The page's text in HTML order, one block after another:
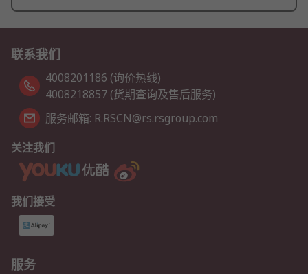
联系我们
4008201186 (询价热线)
4008218857 (货期查询及售后服务)
服务邮箱: R.RSCN@rs.rsgroup.com
关注我们
我们接受
服务